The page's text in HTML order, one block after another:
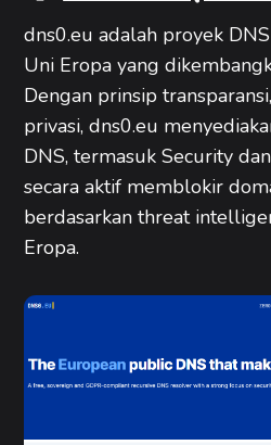
dns0.eu adalah proyek
Uni Eropa yang
Dengan prinsip
privasi, dns0.eu
DNS, termasuk Security
secara aktif memblokir
berdasarkan threat
Eropa.